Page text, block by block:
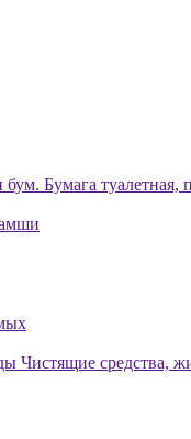
Бумага туалетная,
Чистящие средства,